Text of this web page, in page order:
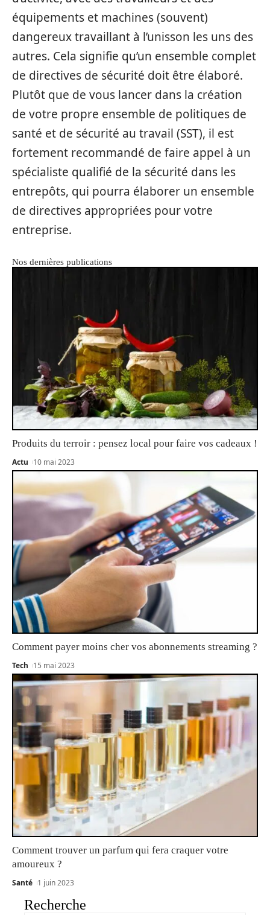
équipements et machines (souvent)
dangereux travaillant à l’unisson les uns des
autres. Cela signifie qu’un ensemble complet
de directives de sécurité doit être élaboré.
Plutôt que de vous lancer dans la création
de votre propre ensemble de politiques de
santé et de sécurité au travail (SST), il est
fortement recommandé de faire appel à un
spécialiste qualifié de la sécurité dans les
entrepôts, qui pourra élaborer un ensemble
de directives appropriées pour votre
entreprise.
Nos dernières publications
Produits du terroir : pensez local pour faire vos cadeaux !
Actu 10 mai 2023
Comment payer moins cher vos abonnements streaming ?
Tech 15 mai 2023
Comment trouver un parfum qui fera craquer votre
amoureux ?
Santé 1 juin 2023
Recherche